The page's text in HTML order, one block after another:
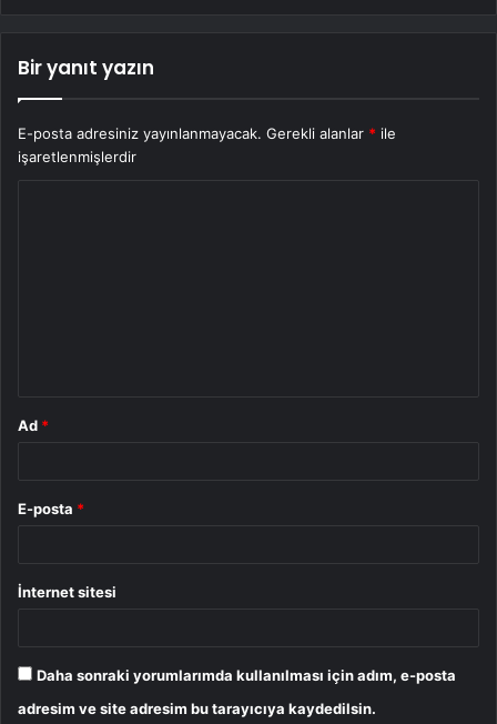
Bir yanıt yazın
E-posta adresiniz yayınlanmayacak. Gerekli alanlar * ile
işaretlenmişlerdir
Ad *
E-posta *
İnternet sitesi
Daha sonraki yorumlarımda kullanılması için adım, e-posta
adresim ve site adresim bu tarayıcıya kaydedilsin.